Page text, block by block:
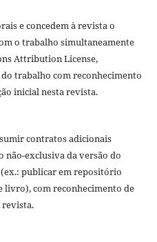
e concedem à revista o
o trabalho simultaneamente
Attribution License,
trabalho com reconhecimento
inicial nesta revista.
contratos adicionais
não-exclusiva da versão do
publicar em repositório
com reconhecimento de
revista.